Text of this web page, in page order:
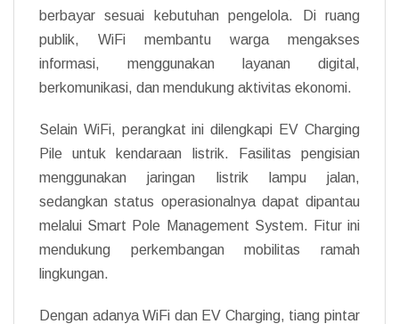
berbayar sesuai kebutuhan pengelola. Di ruang
publik, WiFi membantu warga mengakses
informasi, menggunakan layanan digital,
berkomunikasi, dan mendukung aktivitas ekonomi.
Selain WiFi, perangkat ini dilengkapi EV Charging
Pile untuk kendaraan listrik. Fasilitas pengisian
menggunakan jaringan listrik lampu jalan,
sedangkan status operasionalnya dapat dipantau
melalui Smart Pole Management System. Fitur ini
mendukung perkembangan mobilitas ramah
lingkungan.
Dengan adanya WiFi dan EV Charging, tiang pintar